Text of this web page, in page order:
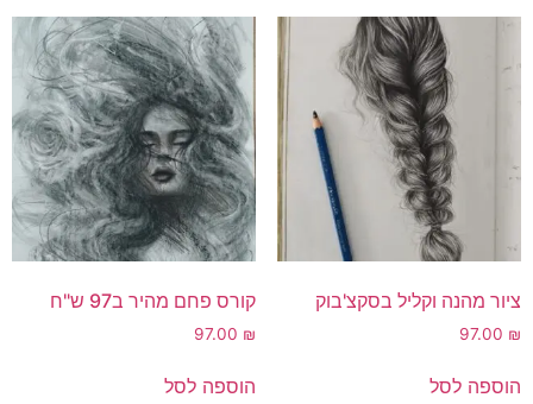
ציור מהנה וקליל בסקצ'בוק
97.00 ₪
הוספה לסל
קורס פחם מהיר ב97 ש"ח
97.00 ₪
הוספה לסל